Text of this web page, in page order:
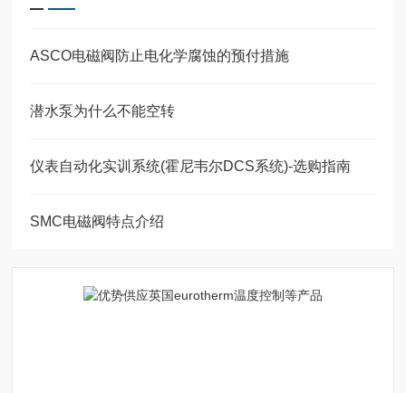
ASCO电磁阀防止电化学腐蚀的预付措施
潜水泵为什么不能空转
仪表自动化实训系统(霍尼韦尔DCS系统)-选购指南
SMC电磁阀特点介绍